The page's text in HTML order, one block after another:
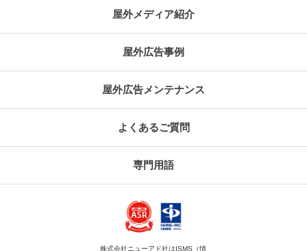
屋外メディア紹介
屋外広告事例
屋外広告メンテナンス
よくあるご質問
専門用語
株式会社ニューアド社はISMS（情